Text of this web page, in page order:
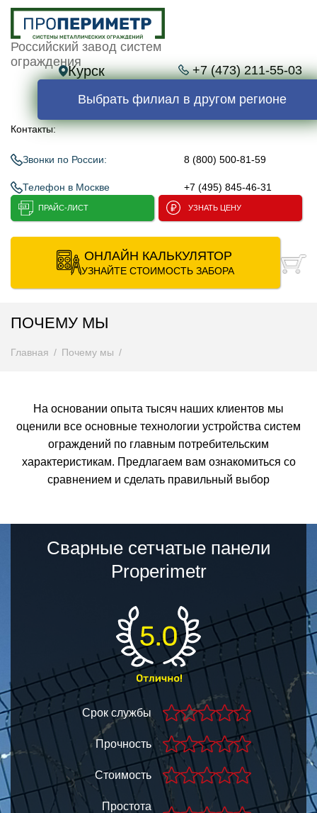
Российский завод систем
ограждения
Курск +7 (473) 211-55-03
Выбрать филиал в другом регионе
Контакты:
Звонки по России: 8 (800) 500-81-59
Телефон в Москве +7 (495) 845-46-31
ПРАЙС-ЛИСТ УЗНАТЬ ЦЕНУ
ОНЛАЙН КАЛЬКУЛЯТОР
УЗНАЙТЕ СТОИМОСТЬ ЗАБОРА
ПОЧЕМУ МЫ
Главная Почему мы
На основании опыта тысяч наших клиентов мы
оценили все основные технологии устройства систем
ограждений по главным потребительским
характеристикам. Предлагаем вам ознакомиться со
сравнением и сделать правильный выбор
Сварные сетчатые панели
Properimetr
Срок службы
Прочность
Стоимость
Простота